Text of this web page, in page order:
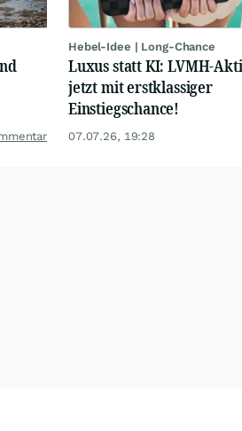
Hebel-Idee | Long-Chance
Luxus statt KI: LVMH-
jetzt mit erstklassiger
Einstiegschance!
07.07.26, 19:28